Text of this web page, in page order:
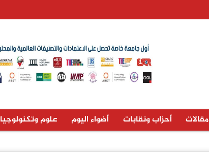
مقالات أحزاب ونقابات أضواء اليوم علوم وتكنولوجيا